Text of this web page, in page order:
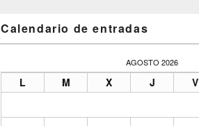
Calendario de entradas
AGOSTO 2026
L M X J V